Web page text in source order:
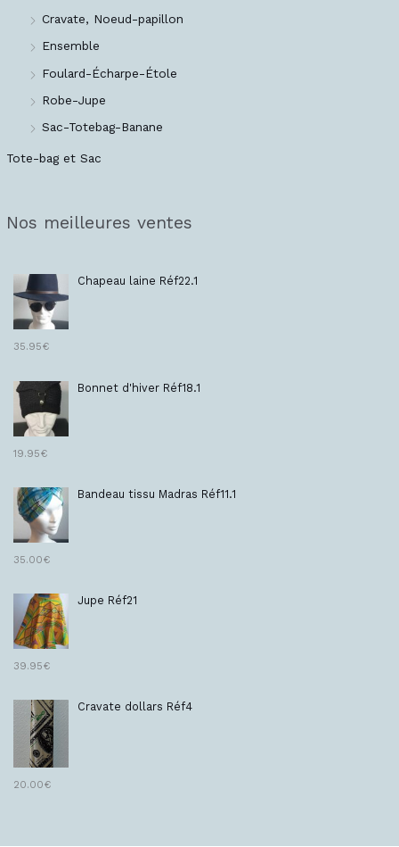
Cravate, Noeud-papillon
Ensemble
Foulard-Écharpe-Étole
Robe-Jupe
Sac-Totebag-Banane
Tote-bag et Sac
Nos meilleures ventes
Chapeau laine Réf22.1
35.95€
Bonnet d'hiver Réf18.1
19.95€
Bandeau tissu Madras Réf11.1
35.00€
Jupe Réf21
39.95€
Cravate dollars Réf4
20.00€